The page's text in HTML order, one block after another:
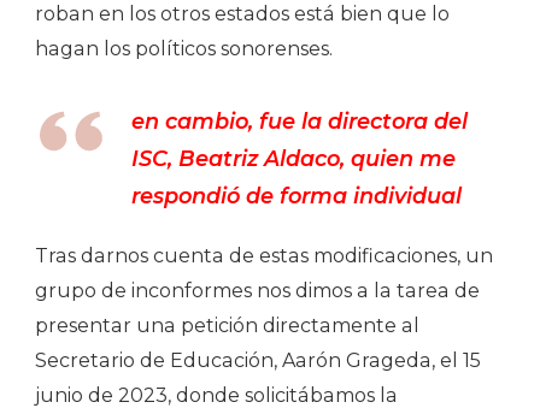
roban en los otros estados está bien que lo
hagan los políticos sonorenses.
en cambio, fue la directora del
ISC, Beatriz Aldaco, quien me
respondió de forma individual
Tras darnos cuenta de estas modificaciones, un
grupo de inconformes nos dimos a la tarea de
presentar una petición directamente al
Secretario de Educación, Aarón Grageda, el 15
junio de 2023, donde solicitábamos la